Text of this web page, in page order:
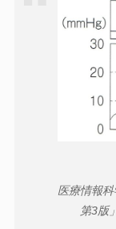
医療情報
第3版